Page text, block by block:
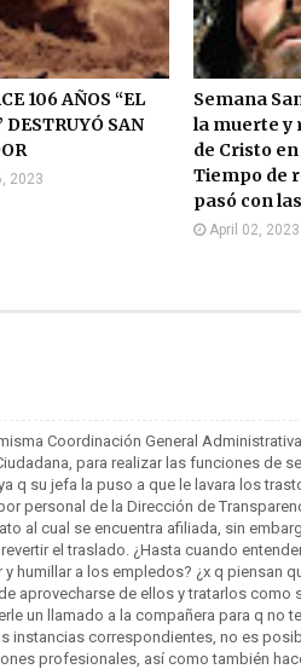
106 AÑOS “EL
DESTRUYÓ SAN
2023
Semana
la muerte y
de Cristo
Tiempo de
pasó con
April 02, 2023
Coordinación General
para realizar las funciones de
q su jefa la puso a que le lavara los
personal de la Dirección de
al cual se encuentra afiliada, sin
el traslado. ¿Hasta cuando
humillar a los empledos? ¿x q piensan
aprovecharse de ellos y tratarlos como
un llamado a la compañera para q no
instancias correspondientes, no es
profesionales, así como también